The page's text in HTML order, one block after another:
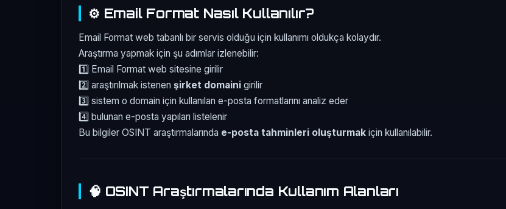
⚙️ Email Format Nasıl Kullanılır?
Email Format web tabanlı bir servis olduğu için kullanımı oldukça kolaydır.
Araştırma yapmak için şu adımlar izlenebilir:
1️⃣ Email Format web sitesine girilir
2️⃣ araştırılmak istenen şirket domaini girilir
3️⃣ sistem o domain için kullanılan e-posta formatlarını analiz eder
4️⃣ bulunan e-posta yapıları listelenir
Bu bilgiler OSINT araştırmalarında e-posta tahminleri oluşturmak için kullanılabilir.
🧠 OSINT Araştırmalarında Kullanım Alanları